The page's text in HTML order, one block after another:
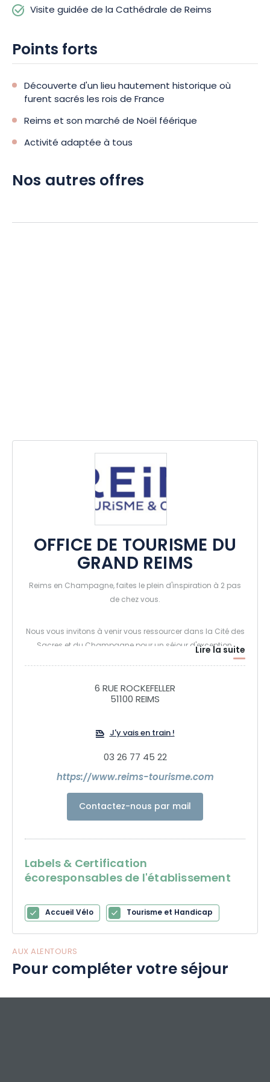
Visite guidée de la Cathédrale de Reims
Points forts
Découverte d'un lieu hautement historique où
furent sacrés les rois de France
Reims et son marché de Noël féérique
Activité adaptée à tous
Nos autres offres
OFFICE DE TOURISME DU
GRAND REIMS
Reims en Champagne, faites le plein d'inspiration à 2 pas
de chez vous.
Nous vous invitons à venir vous ressourcer dans la Cité des
Sacres et du Champagne pour un séjour d'exception.
Que vous soyez en solo, en couple, en famille ou entre amis,
partager.
Lire la suite
6 RUE ROCKEFELLER
51100 REIMS
J'y vais en train !
03 26 77 45 22
https://www.reims-tourisme.com
Contactez-nous par mail
Labels & Certification
écoresponsables de l'établissement
Accueil Vélo Tourisme et Handicap
AUX ALENTOURS
Pour compléter votre séjour